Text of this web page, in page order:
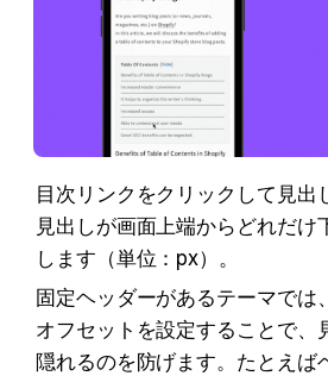
目次リンクをクリックして見出
見出しが画面上端からどれだけ
します（単位：px）。
固定ヘッダーがあるテーマでは
オフセットを設定することで、
隠れるのを防げます。たとえ